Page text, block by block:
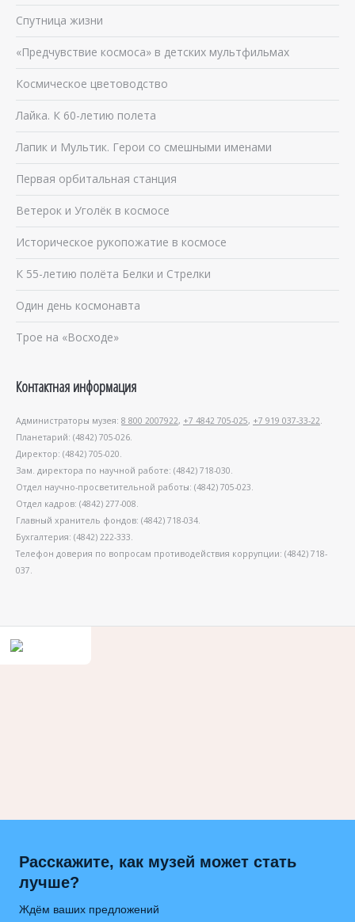
Спутница жизни
«Предчувствие космоса» в детских мультфильмах
Космическое цветоводство
Лайка. К 60-летию полета
Лапик и Мультик. Герои со смешными именами
Первая орбитальная станция
Ветерок и Уголёк в космосе
Историческое рукопожатие в космосе
К 55-летию полёта Белки и Стрелки
Один день космонавта
Трое на «Восходе»
Контактная информация
Администраторы музея: 8 800 2007922, +7 4842 705-025, +7 919 037-33-22.
Планетарий: (4842) 705-026.
Директор: (4842) 705-020.
Зам. директора по научной работе: (4842) 718-030.
Отдел научно-просветительной работы: (4842) 705-023.
Отдел кадров: (4842) 277-008.
Главный хранитель фондов: (4842) 718-034.
Бухгалтерия: (4842) 222-333.
Телефон доверия по вопросам противодействия коррупции: (4842) 718-
037.
Расскажите, как музей может стать
лучше?
Ждём ваших предложений